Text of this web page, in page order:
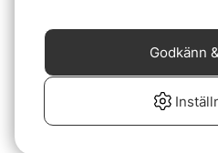
Godkänn